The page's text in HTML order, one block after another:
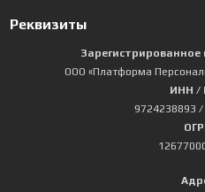
Реквизиты
ООО «Платформа
ИНН /
9724238893 /